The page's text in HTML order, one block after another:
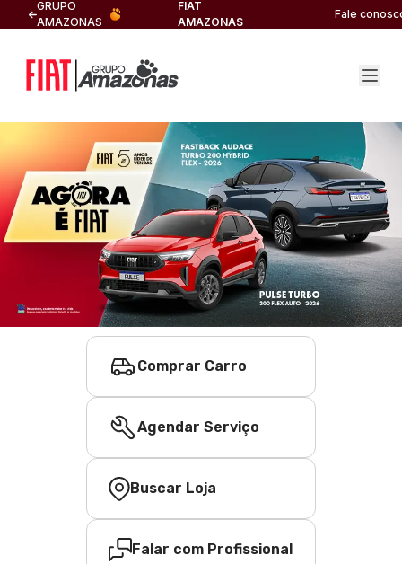
GRUPO
AMAZONAS
FIAT
AMAZONAS
Fale
Comprar Carro
Agendar Serviço
Buscar Loja
Falar com Profissional